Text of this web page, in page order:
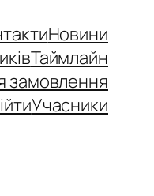
Новини
Таймлайн
Учасники